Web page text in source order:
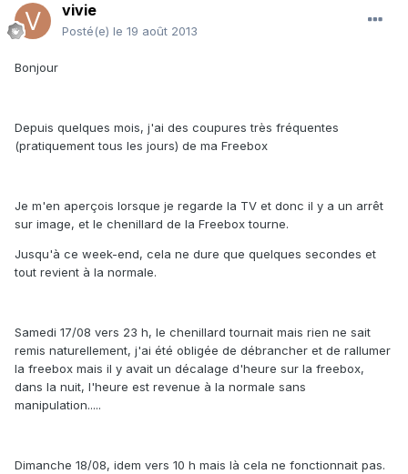
vivie
Posté(e) le 19 août 2013
Bonjour
Depuis quelques mois, j'ai des coupures très fréquentes
(pratiquement tous les jours) de ma Freebox
Je m'en aperçois lorsque je regarde la TV et donc il y a un arrêt
sur image, et le chenillard de la Freebox tourne.
Jusqu'à ce week-end, cela ne dure que quelques secondes et
tout revient à la normale.
Samedi 17/08 vers 23 h, le chenillard tournait mais rien ne sait
remis naturellement, j'ai été obligée de débrancher et de rallumer
la freebox mais il y avait un décalage d'heure sur la freebox,
dans la nuit, l'heure est revenue à la normale sans
manipulation.....
Dimanche 18/08, idem vers 10 h mais là cela ne fonctionnait pas.